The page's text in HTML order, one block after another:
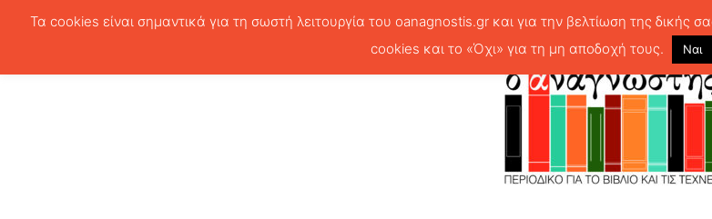
Τα cookies είναι σημαντικά για τη σωστή λειτουργία του oanagnostis.gr και για την βελτίωση της δικής
cookies και το «Όχι» για τη μη αποδοχή τους.
Ναι